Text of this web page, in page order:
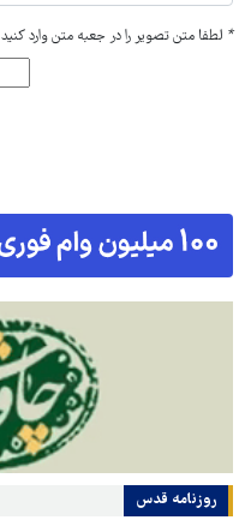
* لطفا متن تصویر را در جعبه متن وارد کنید
روزنامه قدس